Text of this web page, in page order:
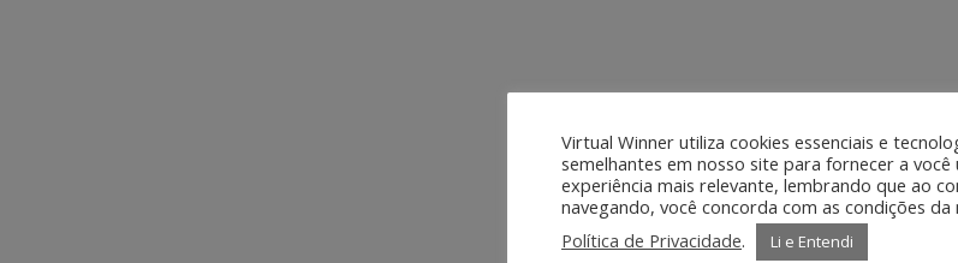
Virtual Winner utiliza cookies essenciais e
semelhantes em nosso site para fornecer a você
experiência mais relevante, lembrando que ao
navegando, você concorda com as condições da
Política de Privacidade. Li e Entendi